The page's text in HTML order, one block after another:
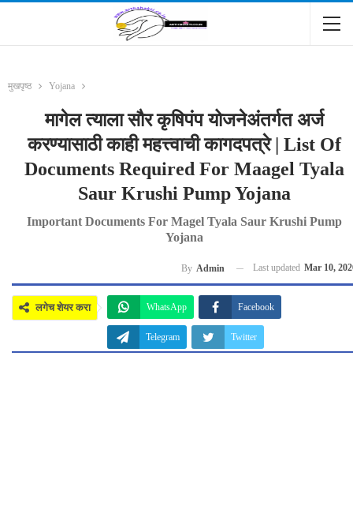
मुखपृष्ठ Yojana
मागेल त्याला सौर कृषिपंप योजनेअंतर्गत अर्ज
करण्यासाठी काही महत्त्वाची कागदपत्रे | List Of
Documents Required For Maagel Tyala
Saur Krushi Pump Yojana
Important Documents For Magel Tyala Saur Krushi Pump
Yojana
By Admin Last updated Mar 10,
लगेच शेयर करा WhatsApp Facebook
Telegram Twitter